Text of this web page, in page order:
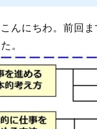
んにちわ。前回
。